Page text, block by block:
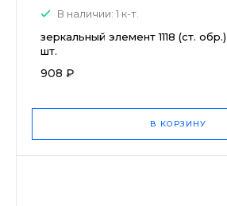
В наличии: 1 к-т.
зеркальный элемент 1118 (ст.
шт.
908 ₽
В КОРЗИНУ